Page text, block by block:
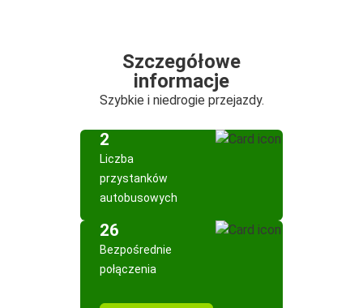
Szczegółowe
informacje
Szybkie i niedrogie przejazdy.
2
Liczba
przystanków
autobusowych
26
Bezpośrednie
połączenia